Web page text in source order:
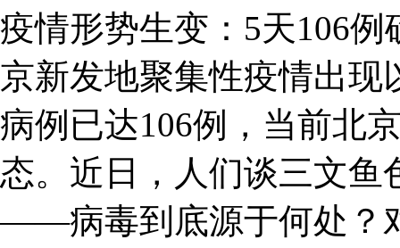
疫情形势生变：5天106
京新发地聚集性疫情出现
病例已达106例，当前北
态。近日，人们谈三文
——病毒到底源于何处？